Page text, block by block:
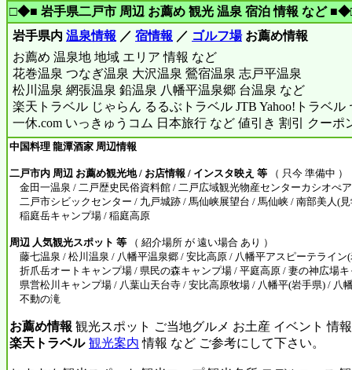
□◆■ 岩手県二戸市 周辺 お薦め 観光 温泉 宿泊 情報 など
岩手県内 温泉情報 ／ 宿情報 ／ ゴルフ場お薦め情報
お薦め 温泉地 地域 エリア 情報 など
花巻温泉 つなぎ温泉 大沢温泉 鶯宿温泉 志戸平温泉
松川温泉 網張温泉 鉛温泉 八幡平温泉郷 台温泉 など
楽天トラベル じゃらん るるぶトラベル JTB Yahoo!トラベル
一休.com いっきゅうコム 日本旅行 など 値引き 割引 クーポ
中国料理 龍潭酒家 周辺情報
二戸市内 周辺 お薦め観光地 / お店情報 / インスタ映え 等 （ 只今 準備中 ）
金田一温泉 / 二戸歴史民俗資料館 / 二戸広域観光物産センターカシオぺ
二戸市シビックセンター / 九戸城跡 / 馬仙峡展望台 / 馬仙峡 / 南部美人(見
稲庭岳キャンプ場 / 稲庭高原
周辺 人気観光スポット 等 （ 紹介場所 が 遠い場合 あり ）
藤七温泉 / 松川温泉 / 八幡平温泉郷 / 安比高原 / 八幡平アスピーテライン
折爪岳オートキャンプ場 / 県民の森キャンプ場 / 平庭高原 / 妻の神広場キ
県営松川キャンプ場 / 八葉山天台寺 / 安比高原牧場 / 八幡平(岩手県) / 八
不動の滝
お薦め情報 観光スポット ご当地グルメ お土産 イベント 情
楽天トラベル 観光案内 情報 など ご参考にして下さい。